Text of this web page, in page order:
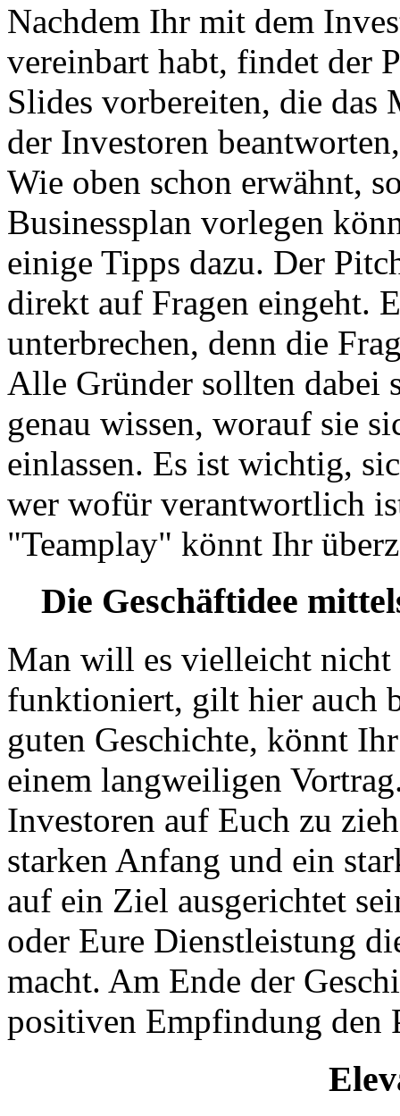
Nachdem Ihr mit dem
vereinbart habt, findet der
Slides vorbereiten, die das
der Investoren
Wie oben schon erwähnt,
Businessplan vorlegen
einige Tipps dazu. Der
direkt auf Fragen eingeht.
unterbrechen, denn die
Alle Gründer sollten dabei
genau wissen, worauf sie
einlassen. Es ist wichtig,
wer wofür verantwortlich
"Teamplay" könnt Ihr
Die Geschäftidee
Man will es vielleicht nicht
funktioniert, gilt hier auch
guten Geschichte, könnt
einem langweiligen
Investoren auf Euch zu
starken Anfang und ein
auf ein Ziel ausgerichtet
oder Eure Dienstleistung
macht. Am Ende der
positiven Empfindung den